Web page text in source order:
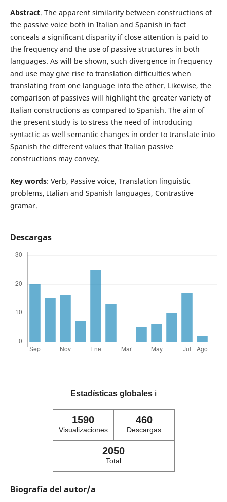
Abstract. The apparent similarity between constructions of
the passive voice both in Italian and Spanish in fact
conceals a significant disparity if close attention is paid to
the frequency and the use of passive structures in both
languages. As will be shown, such divergence in frequency
and use may give rise to translation difficulties when
translating from one language into the other. Likewise, the
comparison of passives will highlight the greater variety of
Italian constructions as compared to Spanish. The aim of
the present study is to stress the need of introducing
syntactic as well semantic changes in order to translate into
Spanish the different values that Italian passive
constructions may convey.
Key words: Verb, Passive voice, Translation linguistic
problems, Italian and Spanish languages, Contrastive
gramar.
Descargas
Estadísticas globales ℹ️
1590
Visualizaciones
460
Descargas
2050
Total
Biografía del autor/a